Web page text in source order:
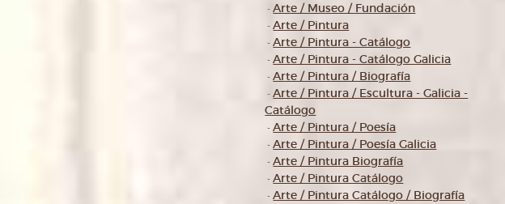
-Arte / Museo / Fundación
-Arte / Pintura
-Arte / Pintura - Catálogo
-Arte / Pintura - Catálogo Galicia
-Arte / Pintura / Biografía
-Arte / Pintura / Escultura - Galicia -
Catálogo
-Arte / Pintura / Poesía
-Arte / Pintura / Poesía Galicia
-Arte / Pintura Biografía
-Arte / Pintura Catálogo
-Arte / Pintura Catálogo / Biografía